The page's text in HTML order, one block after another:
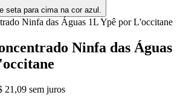
Ninfa das Águas
21,09 sem juros